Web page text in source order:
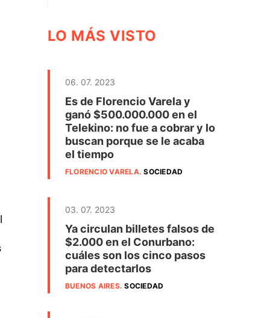
LO MÁS VISTO
06. 07. 2023
Es de Florencio Varela y
ganó $500.000.000 en el
Telekino: no fue a cobrar y lo
buscan porque se le acaba
el tiempo
FLORENCIO VARELA.SOCIEDAD
03. 07. 2023
Ya circulan billetes falsos de
$2.000 en el Conurbano:
cuáles son los cinco pasos
para detectarlos
BUENOS AIRES.SOCIEDAD